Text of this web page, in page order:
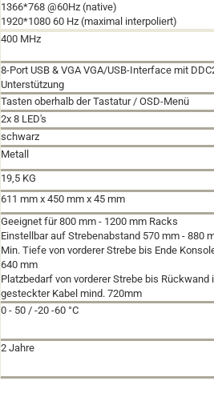
1366*768 @60Hz (native)
1920*1080 60 Hz (maximal interpoliert)
400 MHz
8-Port USB & VGA VGA/USB-Interface mit
Unterstützung
Tasten oberhalb der Tastatur / OSD-Menü
2x 8 LED's
schwarz
Metall
19,5 KG
611 mm x 450 mm x 45 mm
Geeignet für 800 mm - 1200 mm Racks
Einstellbar auf Strebenabstand 570 mm- 880
Min. Tiefe von vorderer Strebe bis Ende
640 mm
Platzbedarf von vorderer Strebe bis Rückwand
gesteckter Kabel mind. 720mm
0- 50 / -20-60 °C
2 Jahre